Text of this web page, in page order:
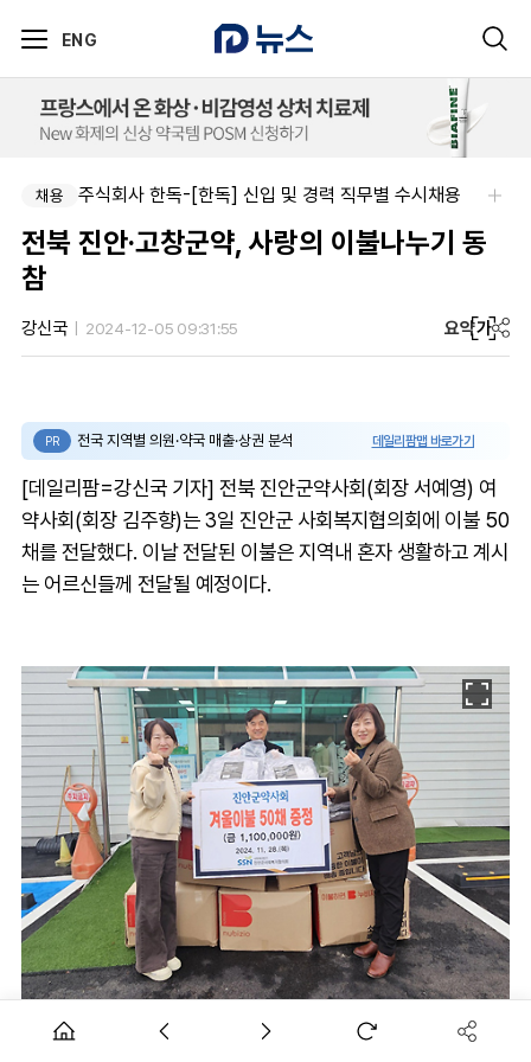
ENG
채용 주식회사 한독-[한독] 신입 및 경력 직무별 수시채용
전북 진안·고창군약, 사랑의 이불나누기 동
참
강신국 2024-12-05 09:31:55 요약가
PR 전국 지역별 의원·약국 매출·상권 분석 데일리팜맵 바로가기
[데일리팜=강신국 기자] 전북 진안군약사회(회장 서예영) 여
약사회(회장 김주향)는 3일 진안군 사회복지협의회에 이불 50
채를 전달했다. 이날 전달된 이불은 지역내 혼자 생활하고 계시
는 어르신들께 전달될 예정이다.